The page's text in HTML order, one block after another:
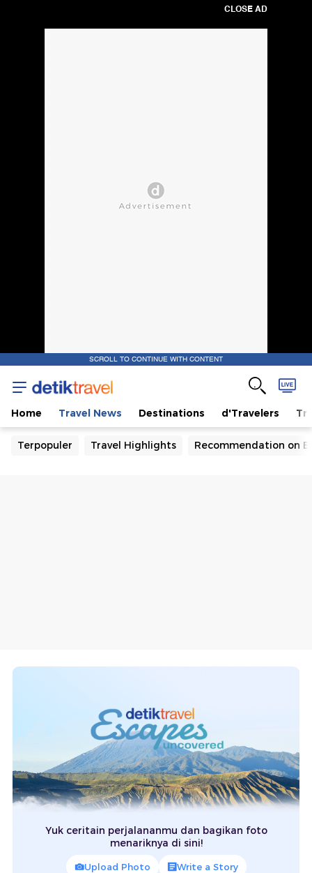
CLOSE AD
SCROLL TO CONTINUE WITH CONTENT
Home Travel News Destinations d'Travelers
Terpopuler Travel Highlights Recommendation on
Yuk ceritain perjalananmu dan bagikan foto
menariknya di sini!
Upload Photo Write a Story